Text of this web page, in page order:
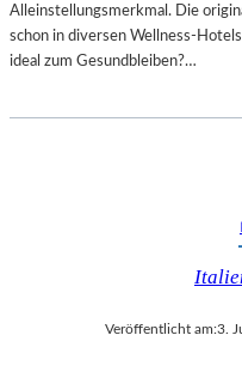
Alleinstellungsmerkmal. Die
schon in diversen Wellness-
ideal zum Gesundbleiben?…
Veröffentlicht am:3.